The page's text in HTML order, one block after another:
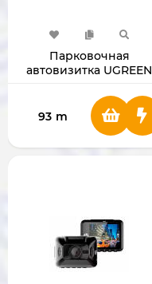
Парковочная
автовизитка UGREEN
93 m